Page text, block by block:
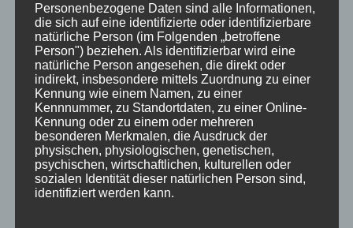
Die Veranstaltung findet bei jeder Witterung
statt.
Kommentar absenden
Du musstangemeldetsein, um einen
Kommentar abzugeben.
Suchen
nach:
Neueste Beiträge
Veranstaltungen im August 2026 in Oberstdorf
Personenbezogene Daten sind alle Informationen,
die sich auf eine identifizierte oder identifizierbare
natürliche Person (im Folgenden „betroffene
Person") beziehen. Als identifizierbar wird eine
natürliche Person angesehen, die direkt oder
indirekt, insbesondere mittels Zuordnung zu einer
Kennung wie einem Namen, zu einer
Kennnummer, zu Standortdaten, zu einer Online-
Kennung oder zu einem oder mehreren
besonderen Merkmalen, die Ausdruck der
physischen, physiologischen, genetischen,
psychischen, wirtschaftlichen, kulturellen oder
sozialen Identität dieser natürlichen Person sind,
identifiziert werden kann.